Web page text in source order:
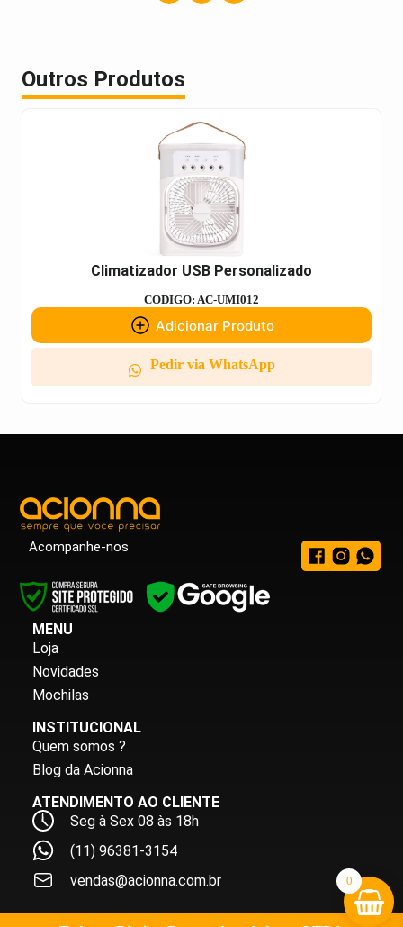
Outros Produtos
Climatizador USB Personalizado
CODIGO: AC-UMI012
Adicionar Produto
Pedir via WhatsApp
Acompanhe-nos
MENU
Loja
Novidades
Mochilas
INSTITUCIONAL
Quem somos ?
Blog da Acionna
ATENDIMENTO AO CLIENTE
Seg à Sex 08 às 18h
(11) 96381-3154
vendas@acionna.com.br
0